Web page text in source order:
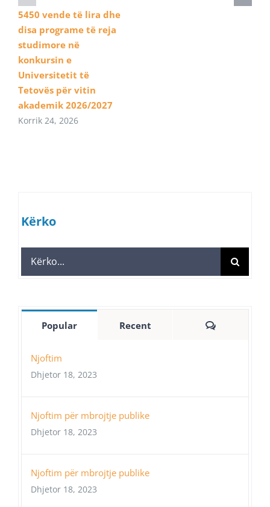
5450 vende të lira dhe
disa programe të reja
studimore në
konkursin e
Universitetit të
Tetovës për vitin
akademik 2026/2027
Korrik 24, 2026
Kërko
Search
for:
Popular Recent Comments
Njoftim
Dhjetor 18, 2023
Njoftim për mbrojtje publike
Dhjetor 18, 2023
Njoftim për mbrojtje publike
Dhjetor 18, 2023